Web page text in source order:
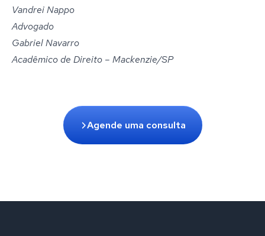
Vandrei Nappo
Advogado
Gabriel Navarro
Acadêmico de Direito – Mackenzie/SP
Agende uma consulta